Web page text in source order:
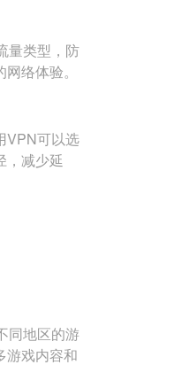
量类型，防
络体验。
VPN可以选
，减少延
同地区的游
游戏内容和